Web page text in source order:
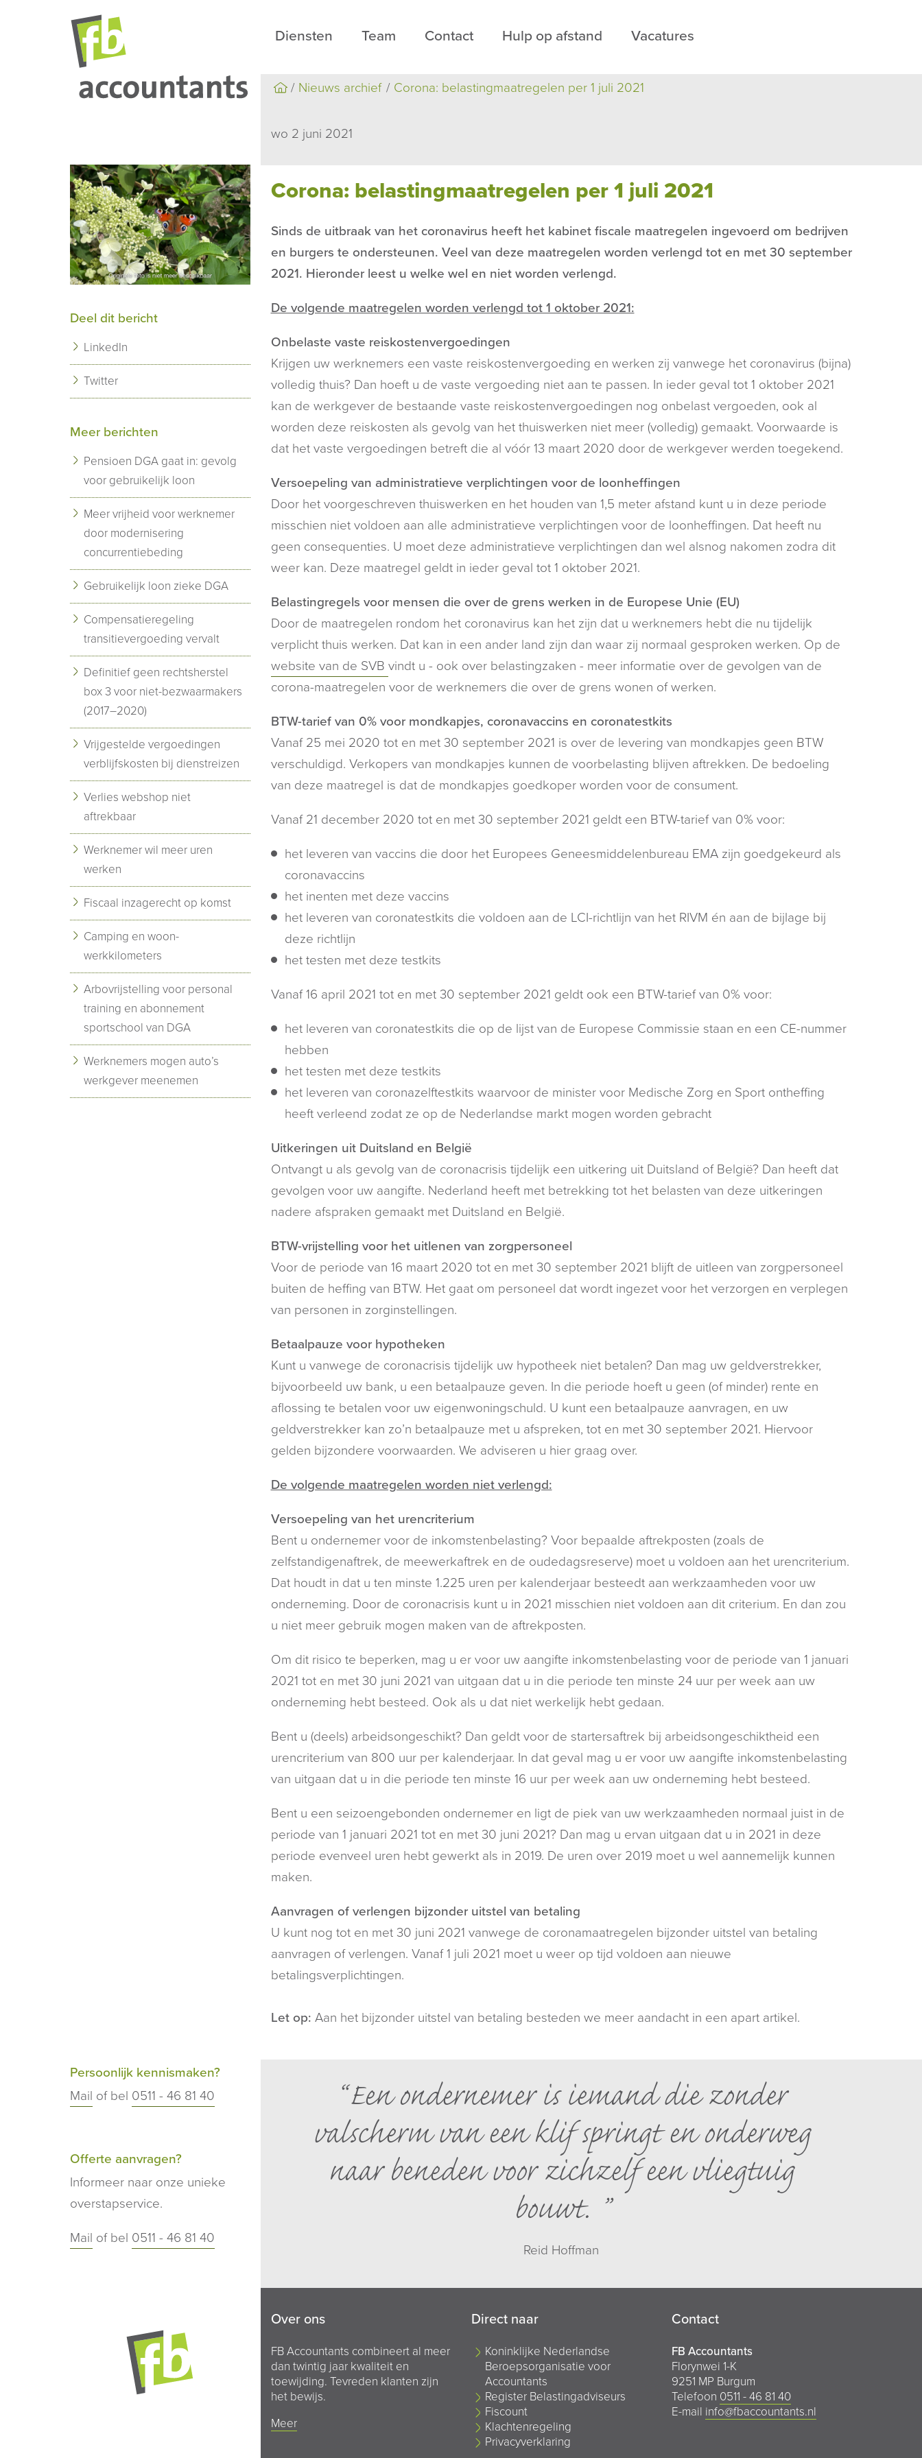
Diensten Team Contact Hulp op afstand Vacatures
Nieuws archief Corona: belastingmaatregelen per 1 juli 2021
wo 2 juni 2021
Corona: belastingmaatregelen per 1 juli 2021
Sinds de uitbraak van het coronavirus heeft het kabinet fiscale maatregelen ingevoerd om bedrijven
en burgers te ondersteunen. Veel van deze maatregelen worden verlengd tot en met 30 september
2021. Hieronder leest u welke wel en niet worden verlengd.
De volgende maatregelen worden verlengd tot 1 oktober 2021:
Onbelaste vaste reiskostenvergoedingen
Krijgen uw werknemers een vaste reiskostenvergoeding en werken zij vanwege het coronavirus (bijna)
volledig thuis? Dan hoeft u de vaste vergoeding niet aan te passen. In ieder geval tot 1 oktober 2021
kan de werkgever de bestaande vaste reiskostenvergoedingen nog onbelast vergoeden, ook al
worden deze reiskosten als gevolg van het thuiswerken niet meer (volledig) gemaakt. Voorwaarde is
dat het vaste vergoedingen betreft die al vóór 13 maart 2020 door de werkgever werden toegekend.
Versoepeling van administratieve verplichtingen voor de loonheffingen
Door het voorgeschreven thuiswerken en het houden van 1,5 meter afstand kunt u in deze periode
misschien niet voldoen aan alle administratieve verplichtingen voor de loonheffingen. Dat heeft nu
geen consequenties. U moet deze administratieve verplichtingen dan wel alsnog nakomen zodra dit
weer kan. Deze maatregel geldt in ieder geval tot 1 oktober 2021.
Belastingregels voor mensen die over de grens werken in de Europese Unie (EU)
Door de maatregelen rondom het coronavirus kan het zijn dat u werknemers hebt die nu tijdelijk
verplicht thuis werken. Dat kan in een ander land zijn dan waar zij normaal gesproken werken. Op de
website van de SVB vindt u - ook over belastingzaken - meer informatie over de gevolgen van de
corona-maatregelen voor de werknemers die over de grens wonen of werken.
BTW-tarief van 0% voor mondkapjes, coronavaccins en coronatestkits
Vanaf 25 mei 2020 tot en met 30 september 2021 is over de levering van mondkapjes geen BTW
verschuldigd. Verkopers van mondkapjes kunnen de voorbelasting blijven aftrekken. De bedoeling
van deze maatregel is dat de mondkapjes goedkoper worden voor de consument.
Vanaf 21 december 2020 tot en met 30 september 2021 geldt een BTW-tarief van 0% voor:
het leveren van vaccins die door het Europees Geneesmiddelenbureau EMA zijn goedgekeurd als
coronavaccins
het inenten met deze vaccins
het leveren van coronatestkits die voldoen aan de LCI-richtlijn van het RIVM én aan de bijlage bij
deze richtlijn
het testen met deze testkits
Vanaf 16 april 2021 tot en met 30 september 2021 geldt ook een BTW-tarief van 0% voor:
het leveren van coronatestkits die op de lijst van de Europese Commissie staan en een CE-nummer
hebben
het testen met deze testkits
het leveren van coronazelftestkits waarvoor de minister voor Medische Zorg en Sport ontheffing
heeft verleend zodat ze op de Nederlandse markt mogen worden gebracht
Uitkeringen uit Duitsland en België
Ontvangt u als gevolg van de coronacrisis tijdelijk een uitkering uit Duitsland of België? Dan heeft dat
gevolgen voor uw aangifte. Nederland heeft met betrekking tot het belasten van deze uitkeringen
nadere afspraken gemaakt met Duitsland en België.
BTW-vrijstelling voor het uitlenen van zorgpersoneel
Voor de periode van 16 maart 2020 tot en met 30 september 2021 blijft de uitleen van zorgpersoneel
buiten de heffing van BTW. Het gaat om personeel dat wordt ingezet voor het verzorgen en verplegen
van personen in zorginstellingen.
Betaalpauze voor hypotheken
Kunt u vanwege de coronacrisis tijdelijk uw hypotheek niet betalen? Dan mag uw geldverstrekker,
bijvoorbeeld uw bank, u een betaalpauze geven. In die periode hoeft u geen (of minder) rente en
aflossing te betalen voor uw eigenwoningschuld. U kunt een betaalpauze aanvragen, en uw
geldverstrekker kan zo’n betaalpauze met u afspreken, tot en met 30 september 2021. Hiervoor
gelden bijzondere voorwaarden. We adviseren u hier graag over.
De volgende maatregelen worden niet verlengd:
Versoepeling van het urencriterium
Bent u ondernemer voor de inkomstenbelasting? Voor bepaalde aftrekposten (zoals de
zelfstandigenaftrek, de meewerkaftrek en de oudedagsreserve) moet u voldoen aan het urencriterium.
Dat houdt in dat u ten minste 1.225 uren per kalenderjaar besteedt aan werkzaamheden voor uw
onderneming. Door de coronacrisis kunt u in 2021 misschien niet voldoen aan dit criterium. En dan zou
u niet meer gebruik mogen maken van de aftrekposten.
Om dit risico te beperken, mag u er voor uw aangifte inkomstenbelasting voor de periode van 1 januari
2021 tot en met 30 juni 2021 van uitgaan dat u in die periode ten minste 24 uur per week aan uw
onderneming hebt besteed. Ook als u dat niet werkelijk hebt gedaan.
Bent u (deels) arbeidsongeschikt? Dan geldt voor de startersaftrek bij arbeidsongeschiktheid een
urencriterium van 800 uur per kalenderjaar. In dat geval mag u er voor uw aangifte inkomstenbelasting
van uitgaan dat u in die periode ten minste 16 uur per week aan uw onderneming hebt besteed.
Bent u een seizoengebonden ondernemer en ligt de piek van uw werkzaamheden normaal juist in de
periode van 1 januari 2021 tot en met 30 juni 2021? Dan mag u ervan uitgaan dat u in 2021 in deze
periode evenveel uren hebt gewerkt als in 2019. De uren over 2019 moet u wel aannemelijk kunnen
maken.
Aanvragen of verlengen bijzonder uitstel van betaling
U kunt nog tot en met 30 juni 2021 vanwege de coronamaatregelen bijzonder uitstel van betaling
aanvragen of verlengen. Vanaf 1 juli 2021 moet u weer op tijd voldoen aan nieuwe
betalingsverplichtingen.
Let op: Aan het bijzonder uitstel van betaling besteden we meer aandacht in een apart artikel.
Deel dit bericht
LinkedIn
Twitter
Meer berichten
Pensioen DGA gaat in: gevolg
voor gebruikelijk loon
Meer vrijheid voor werknemer
door modernisering
concurrentiebeding
Gebruikelijk loon zieke DGA
Compensatieregeling
transitievergoeding vervalt
Definitief geen rechtsherstel
box 3 voor niet-bezwaarmakers
(2017–2020)
Vrijgestelde vergoedingen
verblijfskosten bij dienstreizen
Verlies webshop niet
aftrekbaar
Werknemer wil meer uren
werken
Fiscaal inzagerecht op komst
Camping en woon-
werkkilometers
Arbovrijstelling voor personal
training en abonnement
sportschool van DGA
Werknemers mogen auto’s
werkgever meenemen
Persoonlijk kennismaken?
Mail of bel 0511 - 46 81 40
Offerte aanvragen?
Informeer naar onze unieke
overstapservice.
Mail of bel 0511 - 46 81 40
Een ondernemer is iemand die zonder
valscherm van een klif springt en onderweg
naar beneden voor zichzelf een vliegtuig
bouwt.
Reid Hoffman
Over ons
FB Accountants combineert al meer
dan twintig jaar kwaliteit en
toewijding. Tevreden klanten zijn
het bewijs.
Meer
Direct naar
Koninklijke Nederlandse
Beroepsorganisatie voor
Accountants
Register Belastingadviseurs
Fiscount
Klachtenregeling
Privacyverklaring
Contact
FB Accountants
Florynwei 1-K
9251 MP Burgum
Telefoon 0511 - 46 81 40
E-mail info@fbaccountants.nl